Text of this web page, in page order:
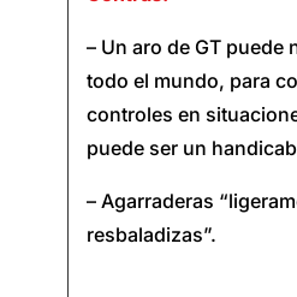
– Un aro de GT puede
todo el mundo, para
controles en
puede ser un
– Agarraderas
resbaladizas”.